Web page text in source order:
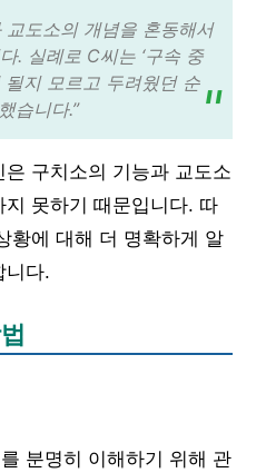
교도소의 개념을 혼동해서
. 실례로 C씨는 ‘구속 중
지 모르고 두려웠던 순
습니다.”
구치소의 기능과 교도소
못하기 때문입니다. 따
황에 대해 더 명확하게 알
니다.
분명히 이해하기 위해 관